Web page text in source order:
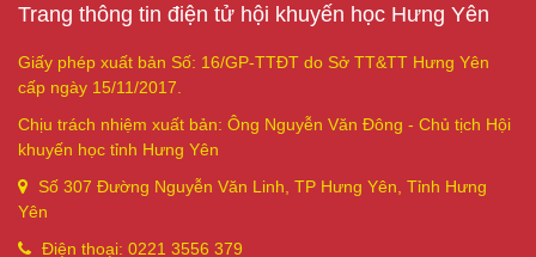
Trang thông tin điện tử hội khuyến học Hưng Yên
Giấy phép xuất bản Số: 16/GP-TTĐT do Sở TT&TT Hưng Yên
cấp ngày 15/11/2017.
Chịu trách nhiệm xuất bản: Ông Nguyễn Văn Đông - Chủ tịch Hội
khuyến học tỉnh Hưng Yên
Số 307 Đường Nguyễn Văn Linh, TP Hưng Yên, Tỉnh Hưng
Yên
Điện thoại: 0221 3556 379